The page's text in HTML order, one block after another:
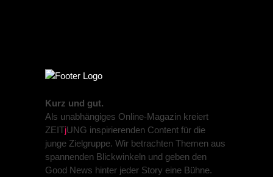
Kurz und gut.
Als unabhängiges Online-Magazin kreiert
ZEITjUNG inspirierenden Content für die
junge Zielgruppe. Wir betrachten Themen aus
spannenden Blickwinkeln und geben den
Good News hinter jeder Story eine Bühne.